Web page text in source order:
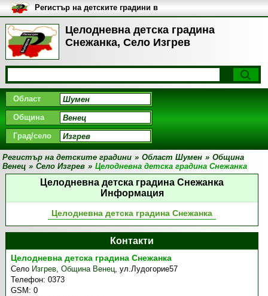
Целодневна детска градина
Снежанка, Село Изгрев
Регистър на детските градини в
България
Област
Община
Град/село
Регистър на детските градини » Област Шумен » Община
Венец » Село Изгрев » Целодневна детска градина Снежанка
Целодневна детска градина Снежанка
Информация
Целодневна детска градина Снежанка
Контакти
Целодневна детска градина Снежанка
Село Изгрев,Община Венец,ул.Лудогорие57
Телефон:0373
GSM:0